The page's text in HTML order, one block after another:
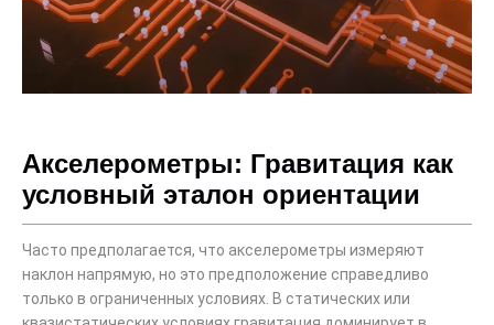
Акселерометры: Гравитация как
условный эталон ориентации
Часто предполагается, что акселерометры измеряют
наклон напрямую, но это предположение справедливо
только в ограниченных условиях. В статических или